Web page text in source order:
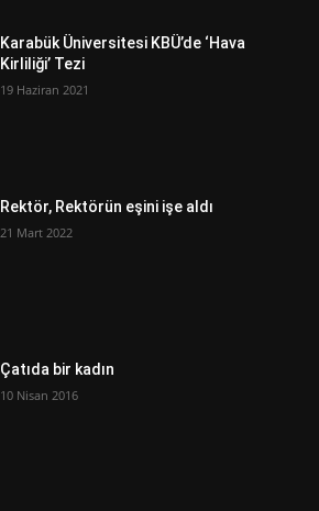
Karabük Üniversitesi KBÜ’de ‘Hava
Kirliliği’ Tezi
19 Haziran 2021
Rektör, Rektörün eşini işe aldı
21 Mart 2022
Çatıda bir kadın
10 Nisan 2016